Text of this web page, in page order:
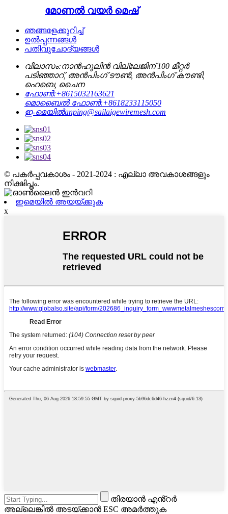
മോണൽ വയർ മെഷ്
ഞങ്ങളേക്കുറിച്ച്
ഉൽപ്പന്നങ്ങൾ
പതിവുചോദ്യങ്ങൾ
വിലാസം:നാൻഹുലിൻ വില്ലേജിന് 100 മീറ്റർ
പടിഞ്ഞാറ്, അൻപിംഗ് ടൗൺ, അൻപിംഗ് കൗണ്ടി,
ഹെബെ, ചൈന
ഫോൺ:+8615032163621
മൊബൈൽ ഫോൺ:+8618233115050
ഇ-മെയിൽanping@sailaigewiremesh.com
© പകർപ്പവകാശം - 2021-2024 : എല്ലാ അവകാശങ്ങളും
നിക്ഷിപ്തം.
ഇമെയിൽ അയയ്ക്കുക
x
തിരയാൻ എൻ്റർ
അല്ലെങ്കിൽ അടയ്ക്കാൻ ESC അമർത്തുക